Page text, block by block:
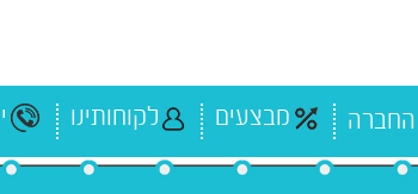
החברה מבצעים לקוחותינו